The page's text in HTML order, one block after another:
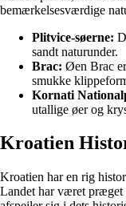
bemærkelsesværdige
Plitvice-søerne:
sandt naturunder.
Brac: Øen Brac
smukke
Kornati
utallige øer og
Kroatien
Kroatien har en rig
Landet har været